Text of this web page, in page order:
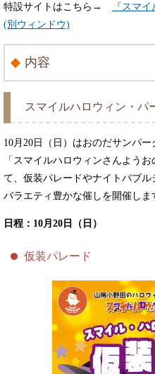
特設サイトはこちら→
『スマ
(別ウィンドウ)
内容
スマイルハロウィン・パ
10月20日（日）はおのだサンパー
「スマイルハロウィンさんよう
て、仮装パレードやナイトバブル
バラエティ豊かな催しを開催しま
日程：10月20日（日）
仮装パレード